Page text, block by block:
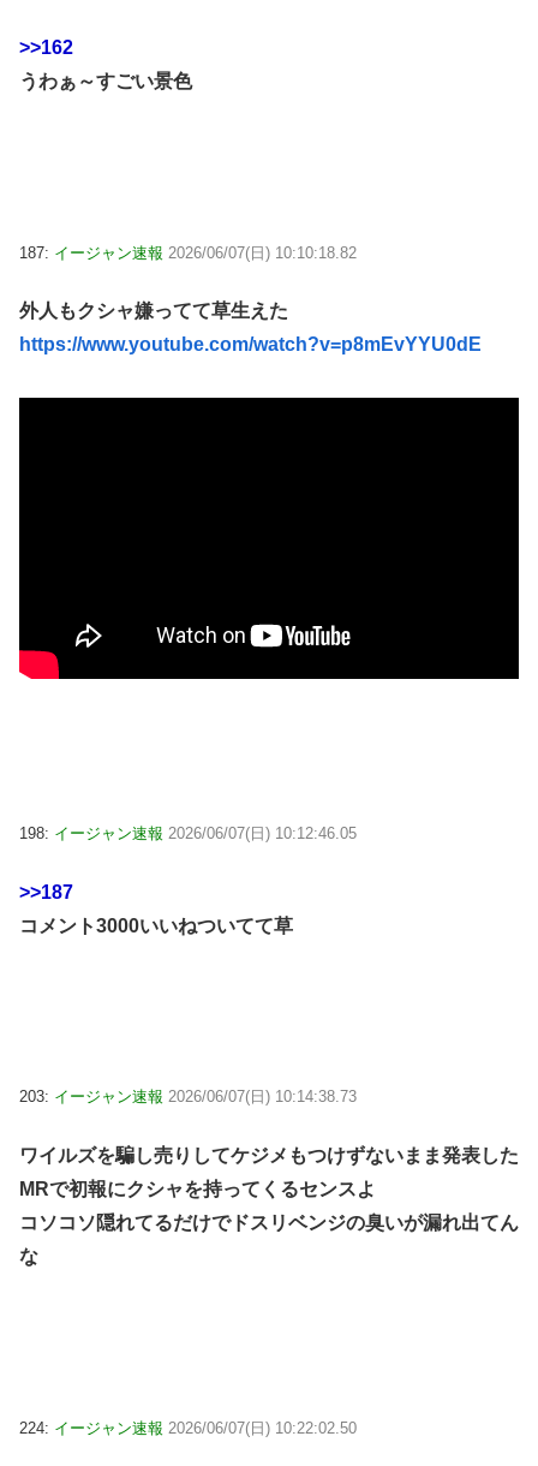
>>162
うわぁ～すごい景色
187: イージャン速報 2026/06/07(日) 10:10:18.82
外人もクシャ嫌ってて草生えた
https://www.youtube.com/watch?v=p8mEvYYU0dE
198: イージャン速報 2026/06/07(日) 10:12:46.05
>>187
コメント3000いいねついてて草
203: イージャン速報 2026/06/07(日) 10:14:38.73
ワイルズを騙し売りしてケジメもつけずないまま発表した
MRで初報にクシャを持ってくるセンスよ
コソコソ隠れてるだけでドスリベンジの臭いが漏れ出てん
な
224: イージャン速報 2026/06/07(日) 10:22:02.50